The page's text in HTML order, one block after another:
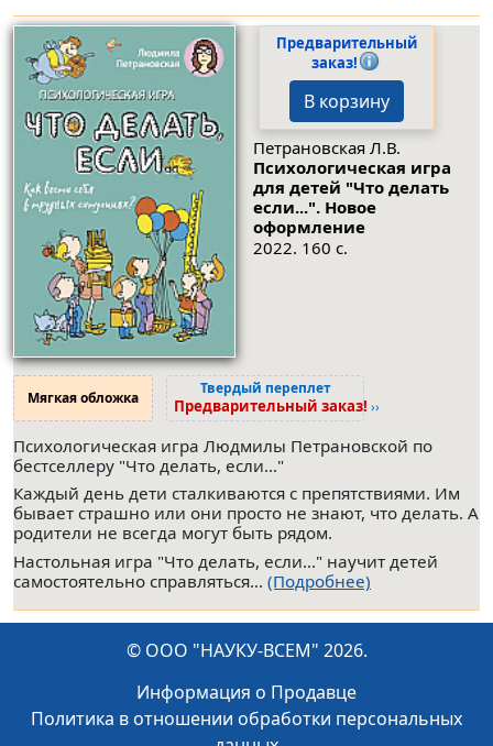
Предварительный
заказ!
В корзину
Петрановская Л.В.
Психологическая игра
для детей "Что делать
если...". Новое
оформление
2022. 160 с.
Мягкая обложка Твердый переплет
Предварительный заказ! ››
Психологическая игра Людмилы Петрановской по
бестселлеру "Что делать, если…"
Каждый день дети сталкиваются с препятствиями. Им
бывает страшно или они просто не знают, что делать. А
родители не всегда могут быть рядом.
Настольная игра "Что делать, если…" научит детей
самостоятельно справляться... (Подробнее)
© ООО "НАУКУ-ВСЕМ" 2026.
Информация о Продавце
Политика в отношении обработки персональных